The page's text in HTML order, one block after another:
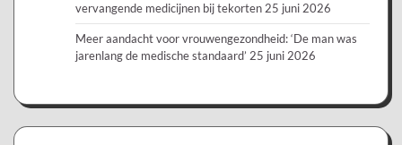
vervangende medicijnen bij tekorten25 juni 2026
Meer aandacht voor vrouwengezondheid: ‘De man was
jarenlang de medische standaard’ 25 juni 2026